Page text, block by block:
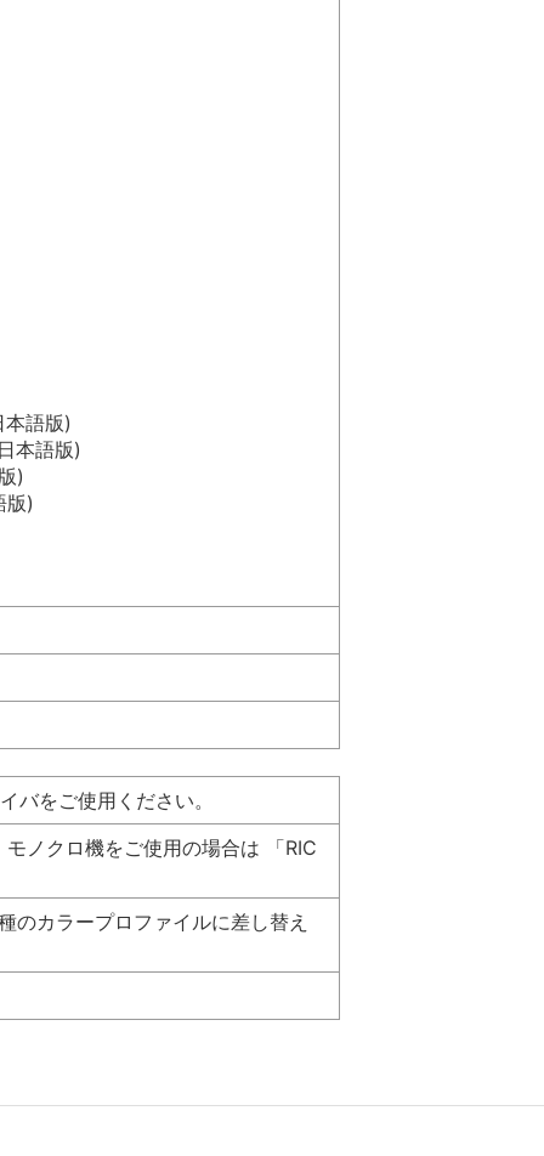
語版)
本語版)
)
)
バをご使用ください。
ノクロ機をご使用の場合は 「RIC
のカラープロファイルに差し替え